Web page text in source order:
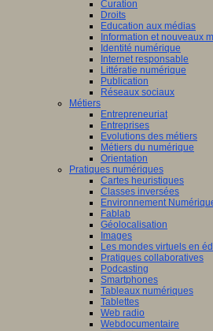
Curation
Droits
Education aux médias
Information et nouveaux
Identité numérique
Internet responsable
Littératie numérique
Publication
Réseaux sociaux
Métiers
Entrepreneuriat
Entreprises
Evolutions des métiers
Métiers du numérique
Orientation
Pratiques numériques
Cartes heuristiques
Classes inversées
Environnement
Fablab
Géolocalisation
Images
Les mondes virtuels en
Pratiques collaboratives
Podcasting
Smartphones
Tableaux numériques
Tablettes
Web radio
Webdocumentaire